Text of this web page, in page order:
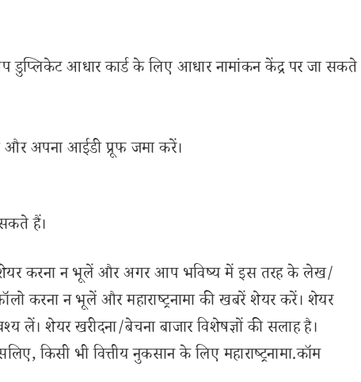
डुप्लिकेट आधार कार्ड के लिए आधार नामांकन केंद्र पर जा सकते
और अपना आईडी प्रूफ जमा करें।
हैं।
करना न भूलें और अगर आप भविष्य में इस तरह के लेख/
करना न भूलें और महाराष्ट्रनामा की खबरें शेयर करें। शेयर
लें। शेयर खरीदना/बेचना बाजार विशेषज्ञों की सलाह है।
किसी भी वित्तीय नुकसान के लिए महाराष्ट्रनामा.कॉम